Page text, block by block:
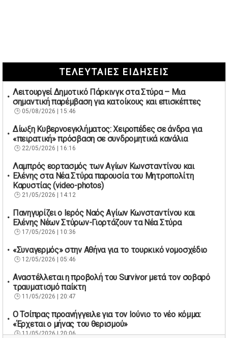
ΤΕΛΕΥΤΑΙΕΣ ΕΙΔΗΣΕΙΣ
Λειτουργεί Δημοτικό Πάρκινγκ στα Στύρα – Μια
σημαντική παρέμβαση για κατοίκους και επισκέπτες
05/08/2026 | 15:46
Δίωξη Κυβερνοεγκλήματος: Χειροπέδες σε άνδρα για
«πειρατική» πρόσβαση σε συνδρομητικά κανάλια
22/05/2026 | 16:16
Λαμπρός εορτασμός των Αγίων Κωνσταντίνου και
Ελένης στα Νέα Στύρα παρουσία του Μητροπολίτη
Καρυστίας (video-photos)
21/05/2026 | 14:12
Πανηγυρίζει ο Ιερός Ναός Αγίων Κωνσταντίνου και
Ελένης Νέων Στύρων-Γιορτάζουν τα Νέα Στύρα
17/05/2026 | 10:36
«Συναγερμός» στην Αθήνα για το τουρκικό νομοσχέδιο
12/05/2026 | 05:46
Αναστέλλεται η προβολή του Survivor μετά τον σοβαρό
τραυματισμό παίκτη
11/05/2026 | 20:47
Ο Τσίπρας προανήγγειλε για τον Ιούνιο το νέο κόμμα:
«Έρχεται ο μήνας του θερισμού»
11/05/2026 | 20:06